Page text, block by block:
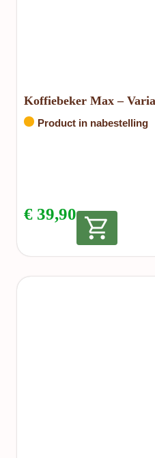
Koffiebeker Max –
Product in nabestelling
€ 39,90